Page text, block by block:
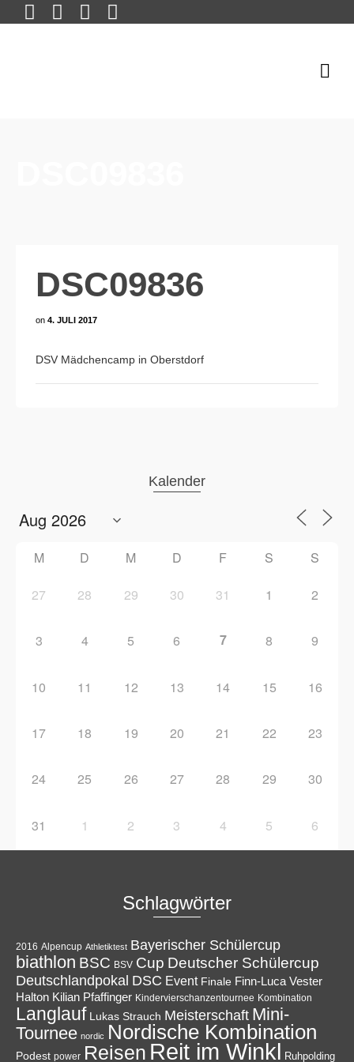
DSC09836
on 4. JULI 2017
DSV Mädchencamp in Oberstdorf
Kalender
M D M D F S S
27 28 29 30 31 1 2
3 4 5 6 7 8 9
10 11 12 13 14 15 16
17 18 19 20 21 22 23
24 25 26 27 28 29 30
31 1 2 3 4 5 6
Schlagwörter
2016 Alpencup Athletiktest Bayerischer Schülercup
biathlon BSC BSV Cup Deutscher Schülercup
Deutschlandpokal DSC Event Finale Finn-Luca Vester
Halton Kilian Pfaffinger Kindervierschanzentournee Kombination
Langlauf Lukas Strauch Meisterschaft Mini-
Tournee nordic Nordische Kombination
Podest power Reisen Reit im Winkl Ruhpolding